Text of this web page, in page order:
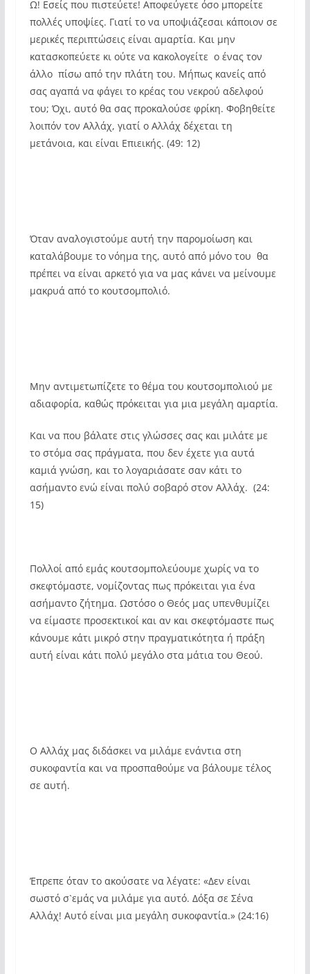
Ω! Εσείς που πιστεύετε! Αποφεύγετε όσο μπορείτε
πολλές υποψίες. Γιατί το να υποψιάζεσαι κάποιον σε
μερικές περιπτώσεις είναι αμαρτία. Και μην
κατασκοπεύετε κι ούτε να κακολογείτε  ο ένας τον
άλλο  πίσω από την πλάτη του. Μήπως κανείς από
σας αγαπά να φάγει το κρέας του νεκρού αδελφού
του; Όχι, αυτό θα σας προκαλούσε φρίκη. Φοβηθείτε
λοιπόν τον Αλλάχ, γιατί ο Αλλάχ δέχεται τη
μετάνοια, και είναι Επιεικής. (49: 12)
Όταν αναλογιστούμε αυτή την παρομοίωση και
καταλάβουμε το νόημα της, αυτό από μόνο του θα
πρέπει να είναι αρκετό για να μας κάνει να μείνουμε
μακρυά από το κουτσομπολιό.
Μην αντιμετωπίζετε το θέμα του κουτσομπολιού με
αδιαφορία, καθώς πρόκειται για μια μεγάλη αμαρτία.
Και να που βάλατε στις γλώσσες σας και μιλάτε με
το στόμα σας πράγματα, που δεν έχετε για αυτά
καμιά γνώση, και το λογαριάσατε σαν κάτι το
ασήμαντο ενώ είναι πολύ σοβαρό στον Αλλάχ. (24:
15)
Πολλοί από εμάς κουτσομπολεύουμε χωρίς να το
σκεφτόμαστε, νομίζοντας πως πρόκειται για ένα
ασήμαντο ζήτημα. Ωστόσο ο Θεός μας υπενθυμίζει
να είμαστε προσεκτικοί και αν και σκεφτόμαστε πως
κάνουμε κάτι μικρό στην πραγματικότητα ή πράξη
αυτή είναι κάτι πολύ μεγάλο στα μάτια του Θεού.
Ο Αλλάχ μας διδάσκει να μιλάμε ενάντια στη
συκοφαντία και να προσπαθούμε να βάλουμε τέλος
σε αυτή.
Έπρεπε όταν το ακούσατε να λέγατε: «Δεν είναι
σωστό σ`εμάς να μιλάμε για αυτό. Δόξα σε Σένα
Αλλάχ! Αυτό είναι μια μεγάλη συκοφαντία.» (24:16)